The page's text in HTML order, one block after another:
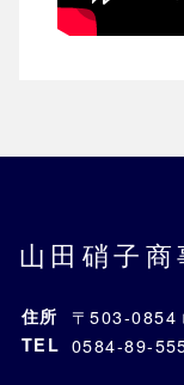
山田硝子
住所 〒503-0854
TEL 0584-89-